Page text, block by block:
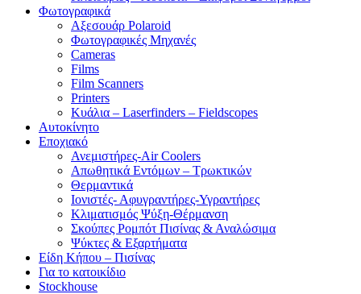
Φωτογραφικά
Αξεσουάρ Polaroid
Φωτογραφικές Μηχανές
Cameras
Films
Film Scanners
Printers
Κυάλια – Laserfinders – Fieldscopes
Αυτοκίνητο
Εποχιακό
Ανεμιστήρες-Air Coolers
Απωθητικά Εντόμων – Τρωκτικών
Θερμαντικά
Ιονιστές- Αφυγραντήρες-Υγραντήρες
Κλιματισμός Ψύξη-Θέρμανση
Σκούπες Ρομπότ Πισίνας & Αναλώσιμα
Ψύκτες & Εξαρτήματα
Είδη Κήπου – Πισίνας
Για το κατοικίδιο
Stockhouse